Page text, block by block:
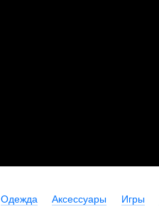
Одежда Аксессуары Игры